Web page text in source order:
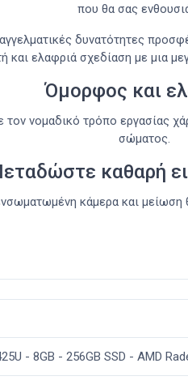
που θα σας
δυνατότητες
και ελαφριά σχεδίαση με μια
Όμορφος και
νομαδικό τρόπο εργασίας
σώματος.
καθαρή
κάμερα και
- 8GB - 256GB SSD - AMD